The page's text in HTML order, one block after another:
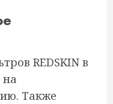
REDSKIN в
на
Также